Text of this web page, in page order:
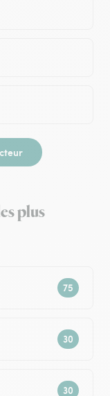
plus